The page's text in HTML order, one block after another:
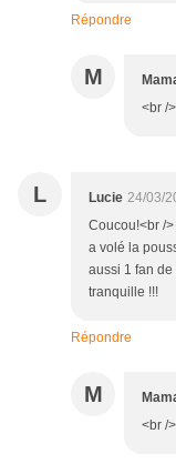
Répondre
M
<br /
L Lucie 24/03/
Coucou!<br /
a volé la
aussi 1 fan
tranquille !!!
Répondre
M
<br /